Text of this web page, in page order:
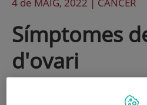
Símptomes
d'ovari
Representa entre el 4 i